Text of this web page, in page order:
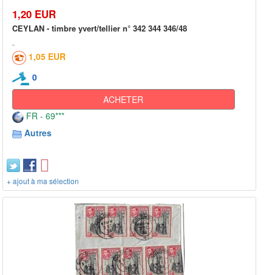
1,20 EUR
CEYLAN - timbre yvert/tellier n° 342 344 346/48
1,05 EUR
0
ACHETER
FR - 69***
Autres
+ ajout à ma sélection